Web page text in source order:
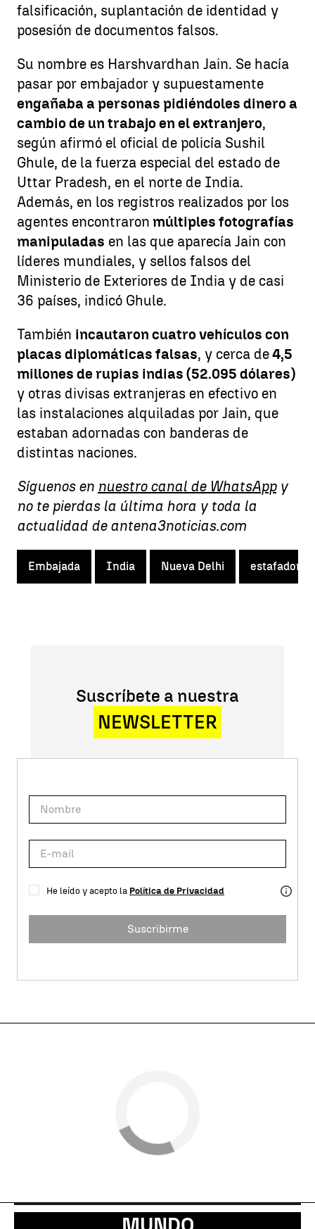
falsificación, suplantación de identidad y
posesión de documentos falsos.
Su nombre es Harshvardhan Jain. Se hacía
pasar por embajador y supuestamente
engañaba a personas pidiéndoles dinero a
cambio de un trabajo en el extranjero,
según afirmó el oficial de policía Sushil
Ghule, de la fuerza especial del estado de
Uttar Pradesh, en el norte de India.
Además, en los registros realizados por los
agentes encontraron múltiples fotografías
manipuladas en las que aparecía Jain con
líderes mundiales, y sellos falsos del
Ministerio de Exteriores de India y de casi
36 países, indicó Ghule.
También incautaron cuatro vehículos con
placas diplomáticas falsas, y cerca de4,5
millones de rupias indias (52.095 dólares)
y otras divisas extranjeras en efectivo en
las instalaciones alquiladas por Jain, que
estaban adornadas con banderas de
distintas naciones.
Síguenos en nuestro canal de WhatsAppy
no te pierdas la última hora y toda la
actualidad de antena3noticias.com
Embajada India Nueva Delhi estafador
Suscríbete a nuestra
NEWSLETTER
He leído y acepto la Política de Privacidad
Suscribirme